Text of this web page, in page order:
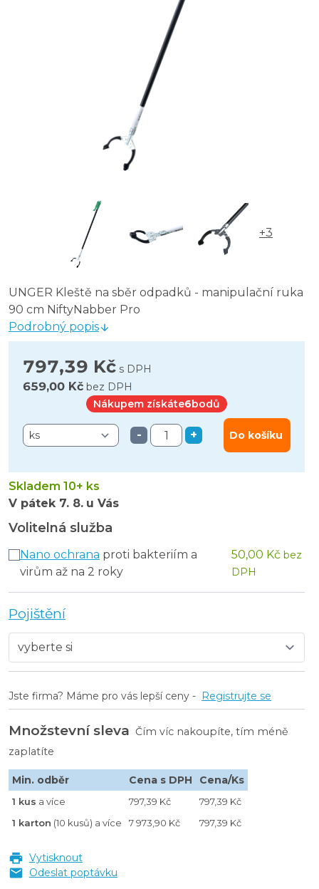
+3
UNGER Kleště na sběr odpadků - manipulační ruka
90 cm NiftyNabber Pro
Podrobný popis
797,39 Kč s DPH
659,00 Kč bez DPH
Nákupem získáte6bodů
- + Do košíku
Skladem 10+ ks
V pátek 7. 8. u Vás
Volitelná služba
Nano ochrana proti bakteriím a
virům až na 2 roky
50,00 Kč bez
DPH
Pojištění
Jste firma? Máme pro vás lepší ceny - Registrujte se
Množstevní sleva Čím víc nakoupíte, tím méně
zaplatíte
Min. odběr Cena s DPH Cena/Ks
1 kus a více 797,39 Kč
797,39 Kč
1 karton (10 kusů) a více 7 973,90 Kč 797,39 Kč
Vytisknout
Odeslat poptávku